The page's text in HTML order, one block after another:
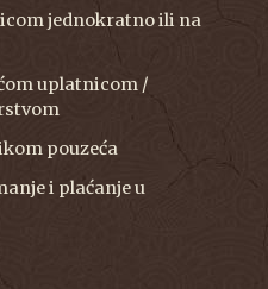
jednokratno ili na
uplatnicom /
pouzeća
i plaćanje u